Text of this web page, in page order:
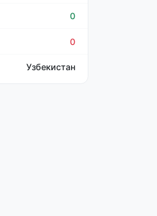
0
0
Узбекистан